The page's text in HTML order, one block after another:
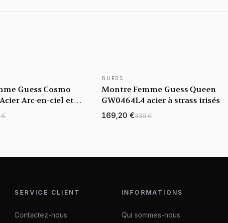
Guess Cosmo
Arc-en-ciel et
€
GUESS
Montre Femme Guess Queen
GW0464L4 acier à strass irisés
169,20 €339 €
SERVICE CLIENT
Contactez-nous
INFORMATIONS
Qui sommes-nous